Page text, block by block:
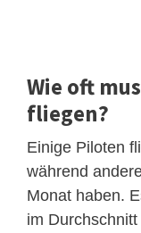
Wie oft
fliegen?
Einige Piloten
während
Monat haben.
im